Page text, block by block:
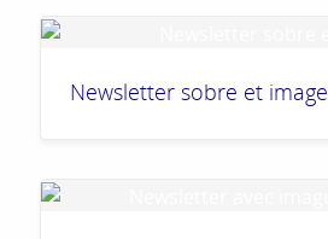
Newsletter sobre et image